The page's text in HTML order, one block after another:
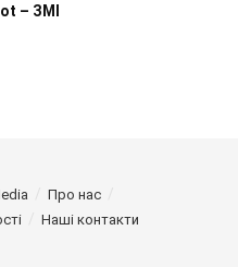
– ЗМІ
Про нас
Наші контакти